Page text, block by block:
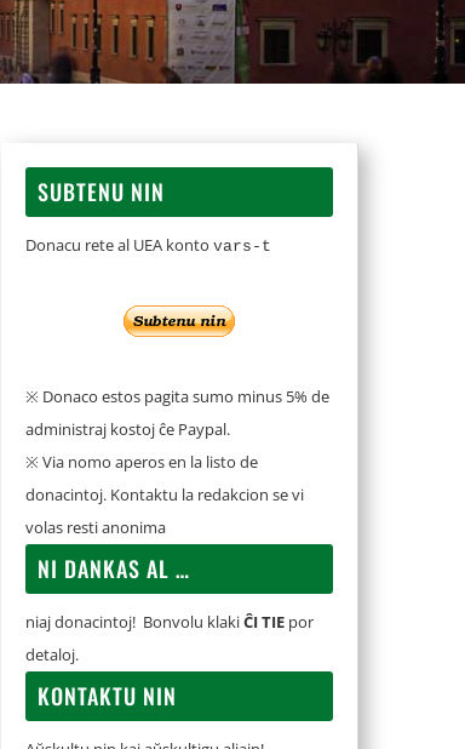
SUBTENU NIN
Donacu rete al UEA konto vars-t
※ Donaco estos pagita sumo minus 5% de
administraj kostoj ĉe Paypal.
※ Via nomo aperos en la listo de
donacintoj. Kontaktu la redakcion se vi
volas resti anonima
NI DANKAS AL …
niaj donacintoj! Bonvolu klakiĈI TIEpor
detaloj.
KONTAKTU NIN